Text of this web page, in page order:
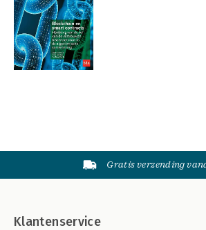
Gratis verzending
Klantenservice